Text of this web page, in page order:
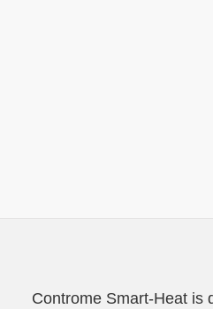
Controme Smart-Heat is